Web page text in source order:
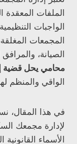
الملفات المعقدة
الواجبات
المجمعات
الصيانة،
محامي يحل قضية
الواقي والمنظم
في هذا المقال،
لإدارة مجمعك
الأسماء القانونية